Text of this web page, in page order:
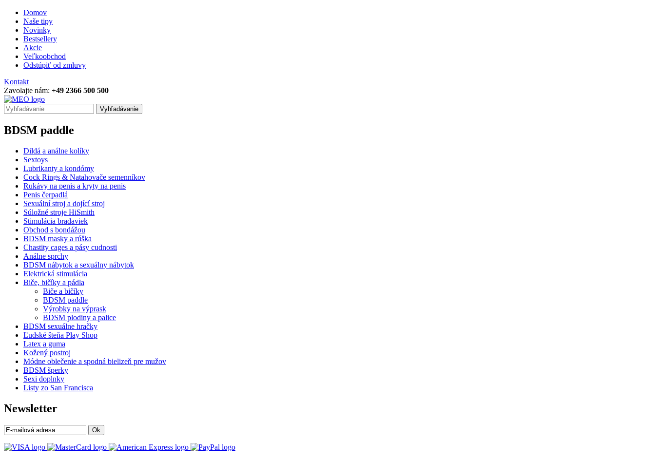
Domov
Naše tipy
Novinky
Bestsellery
Akcie
Veľkoobchod
Odstúpiť od zmluvy
Kontakt
Zavolajte nám: +49 2366 500 500
Vyhľadávanie
BDSM paddle
Dildá a análne kolíky
Sextoys
Lubrikanty a kondómy
Cock Rings & Natahovače semenníkov
Rukávy na penis a kryty na penis
Penis čerpadlá
Sexuální stroj a dojící stroj
Súložné stroje HiSmith
Stimulácia bradaviek
Obchod s bondážou
BDSM masky a rúška
Chastity cages a pásy cudnosti
Análne sprchy
BDSM nábytok a sexuálny nábytok
Elektrická stimulácia
Biče, bičíky a pádla
Biče a bičíky
BDSM paddle
Výrobky na výprask
BDSM plodiny a palice
BDSM sexuálne hračky
Ľudské šteňa Play Shop
Latex a guma
Kožený postroj
Módne oblečenie a spodná bielizeň pre mužov
BDSM šperky
Sexi doplnky
Listy zo San Francisca
Newsletter
Ok